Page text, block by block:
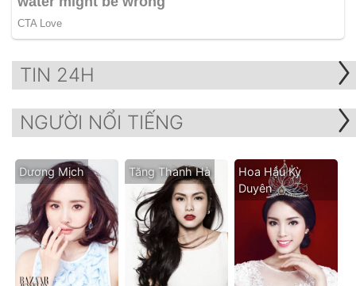
TIN 24H
NGƯỜI NỔI TIẾNG
Dương Mịch Tăng Thanh Hà
Hoa Hậu Kỳ
Duyên